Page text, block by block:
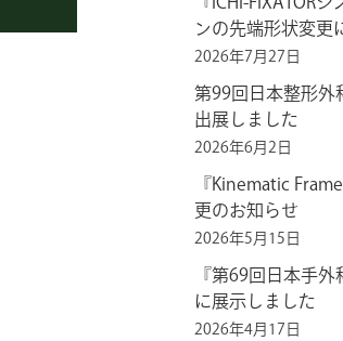
ンの先端形状変更
2026年7月27日
第99回日本整形外
出展しました
2026年6月2日
『Kinematic
更のお知らせ
2026年5月15日
『第69回日本手外
に展示しました
2026年4月17日